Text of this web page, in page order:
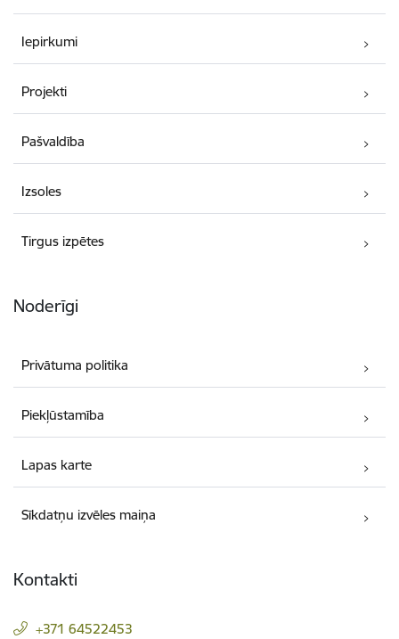
Iepirkumi
Projekti
Pašvaldība
Izsoles
Tirgus izpētes
Noderīgi
Privātuma politika
Piekļūstamība
Lapas karte
Sīkdatņu izvēles maiņa
Kontakti
+371 64522453